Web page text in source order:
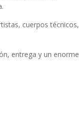
cuerpos técnicos,
entrega y un enorme